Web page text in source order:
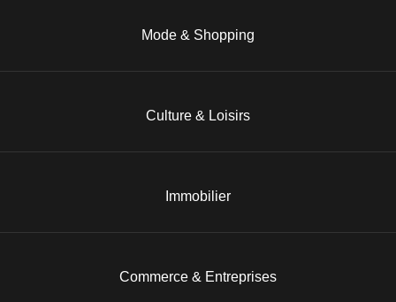
Mode & Shopping
Culture & Loisirs
Immobilier
Commerce & Entreprises